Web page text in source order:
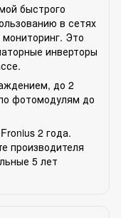
быстрого
в сетях
Это
инверторы
до 2
фотомодулям до
2 года.
производителя
5 лет